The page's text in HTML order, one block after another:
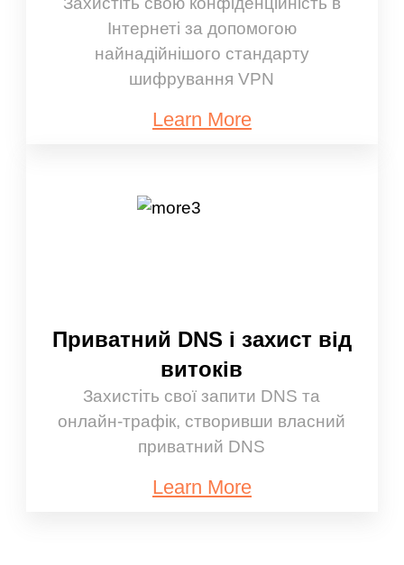
Інтернеті за допомогою
найнадійнішого стандарту
шифрування VPN
Learn More
Приватний DNS і захист від
витоків
Захистіть свої запити DNS та
онлайн-трафік, створивши власний
приватний DNS
Learn More